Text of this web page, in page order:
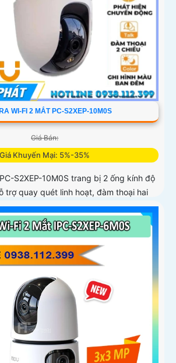
WI-FI 2 MẮT PC-S2XEP-10M0S
Giá Bán:
Giá Khuyến Mại: 5%-35%
S2XEP-10M0S trang bị 2 ống kính độ
trợ quay quét linh hoạt, đàm thoại hai
kép ban đêm. Tích hợp Wi-Fi 6,
người, thú cưng, cảnh báo vượt
thẻ nhớ 512GB